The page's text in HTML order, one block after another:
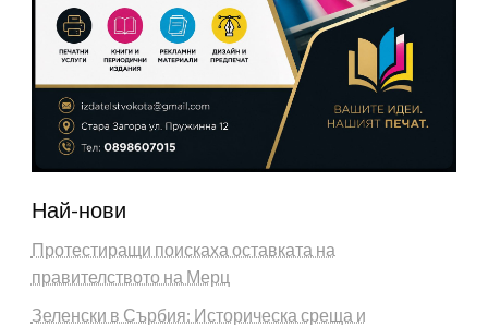
Най-нови
Протестиращи поискаха оставката на
правителството на Мерц
Зеленски в Сърбия: Историческа среща и